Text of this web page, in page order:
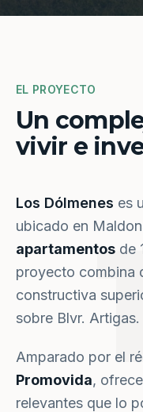
EL PROYECTO
Un
vivir e
Los Dólmenes es
ubicado en
apartamentos de
proyecto combina
constructiva
sobre Blvr. Artigas.
Amparado por el
Promovida,
relevantes que lo